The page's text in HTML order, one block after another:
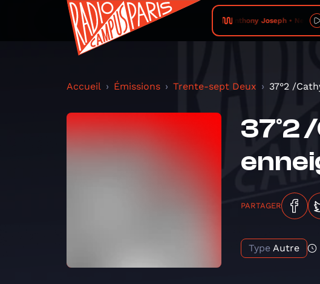
Anthony Joseph •
Accueil Émissions Trente-sept Deux 37°2 /
37°2
PARTAGER
Type Autre